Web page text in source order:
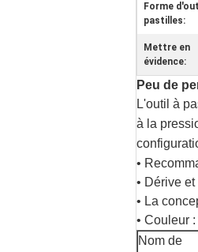
Forme
pastilles:
Mettre en
évidence:
Peu de
L'outil à
à la
•
• Dérive
• La
• Couleur
Nom de